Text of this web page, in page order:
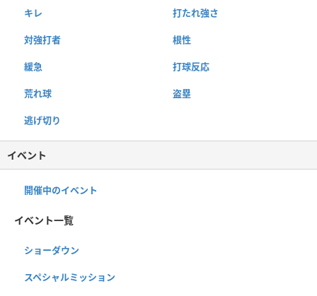
キレ 打たれ強さ
対強打者 根性
緩急 打球反応
荒れ球 盗塁
逃げ切り
イベント
開催中のイベント
イベント一覧
ショーダウン
スペシャルミッション